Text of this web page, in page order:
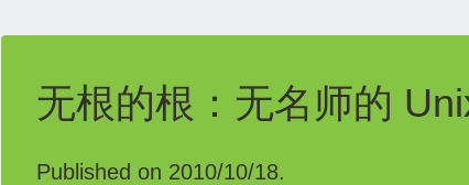
无根的根：无名师的
Published on 2010/10/18.